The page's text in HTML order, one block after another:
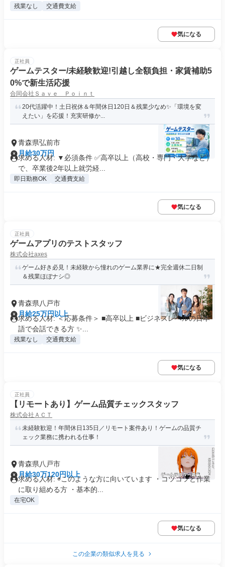
残業なし 交通費支給
気になる
正社員
ゲームテスター/未経験歓迎!引越し全額負担・家賃補助5
0%で新生活応援
合同会社Ｓａｖｅ Ｐｏｉｎｔ
20代活躍中！土日祝休＆年間休日120日＆残業少なめ✨「環境を変
えたい」を応援！充実研修か...
青森県弘前市
月給30万円
求める人材: ▼必須条件 ✅高卒以上（高校・専門・大学など）
で、卒業後2年以上就労経...
即日勤務OK 交通費支給
気になる
正社員
ゲームアプリのテストスタッフ
株式会社axes
ゲーム好き必見！未経験から憧れのゲーム業界に★完全週休二日制
＆残業ほぼナシ◎
青森県八戸市
月給25万円以上
求める人材: ＜応募条件＞ ■高卒以上 ■ビジネスレベルの日本
語で会話できる方 ✨...
残業なし 交通費支給
気になる
正社員
【リモートあり】ゲーム品質チェックスタッフ
株式会社ＡＣＴ
未経験歓迎！年間休日135日／リモート案件あり！ゲームの品質チ
ェック業務に携われる仕事！
青森県八戸市
月給30万120円以上
求める人材: ◉このような方に向いています ・コツコツと作業
に取り組める方 ・基本的...
在宅OK
気になる
この企業の類似求人を見る